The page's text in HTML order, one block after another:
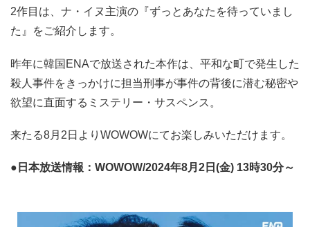
2作目は、ナ・イヌ主演の『ずっとあなたを待っていまし
た』をご紹介します。
昨年に韓国ENAで放送された本作は、平和な町で発生した
殺人事件をきっかけに担当刑事が事件の背後に潜む秘密や
欲望に直面するミステリー・サスペンス。
来たる8月2日よりWOWOWにてお楽しみいただけます。
●日本放送情報：WOWOW/2024年8月2日(金) 13時30分～